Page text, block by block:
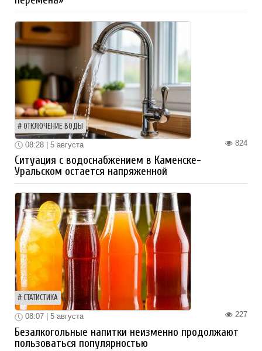
ОТКЛЮЧЕНИЕ ВОДЫ
824
08:28 | 5 августа
Ситуация с водоснабжением в Каменске-
Уральском остается напряженной
СТАТИСТИКА
227
08:07 | 5 августа
Безалкогольные напитки неизменно продолжают
пользоваться популярностью